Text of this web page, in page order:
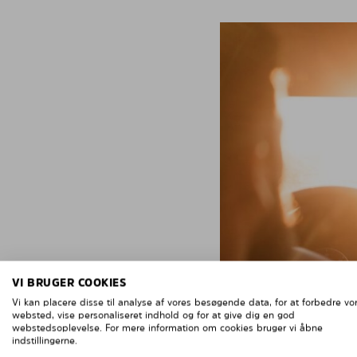
VI BRUGER COOKIES
Vi kan placere disse til analyse af vores besøgende data, for at forbedre
websted, vise personaliseret indhold og for at give dig en god
webstedsoplevelse. For mere information om cookies bruger vi åbne
indstillingerne.